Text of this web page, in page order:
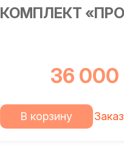
КОМПЛЕКТ
36 000
В корзину